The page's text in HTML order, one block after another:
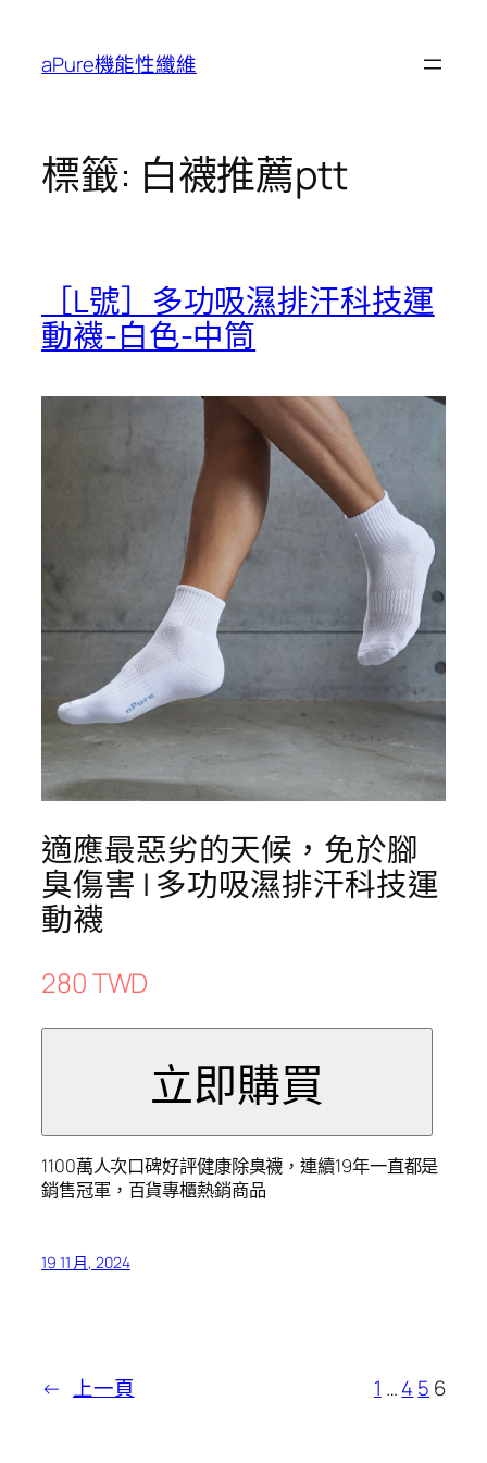
aPure機能性纖維
標籤: 白襪推薦ptt
［L號］多功吸濕排汗科技運
動襪-白色-中筒
適應最惡劣的天候，免於腳
臭傷害 | 多功吸濕排汗科技運
動襪
280 TWD
1100萬人次口碑好評健康除臭襪，連續19年一直都是
銷售冠軍，百貨專櫃熱銷商品
19 11 月, 2024
← 上一頁 1 …4 5 6